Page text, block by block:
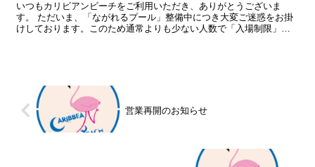
いつもカリビアンビーチをご利用いただき、ありがとうございま
す。 ただいま、「ながれるプール」整備中につき大変ご迷惑をお掛
けしております。このため通常よりも少ない人数で「入場制限」を
営業再開のお知らせ